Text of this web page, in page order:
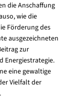
die Anschaffung
wie die
Förderung des
ausgezeichneten
zur
Energiestrategie.
eine gewaltige
Vielfalt der